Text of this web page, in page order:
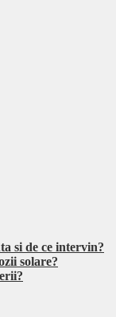
si de ce intervin?
solare?